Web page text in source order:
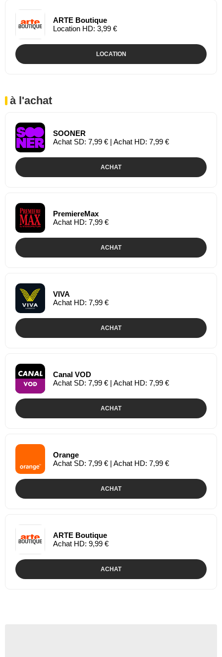
ARTE Boutique
Location HD: 3,99 €
LOCATION
à l'achat
SOONER
Achat SD: 7,99 € | Achat HD: 7,99 €
ACHAT
PremiereMax
Achat HD: 7,99 €
ACHAT
VIVA
Achat HD: 7,99 €
ACHAT
Canal VOD
Achat SD: 7,99 € | Achat HD: 7,99 €
ACHAT
Orange
Achat SD: 7,99 € | Achat HD: 7,99 €
ACHAT
ARTE Boutique
Achat HD: 9,99 €
ACHAT